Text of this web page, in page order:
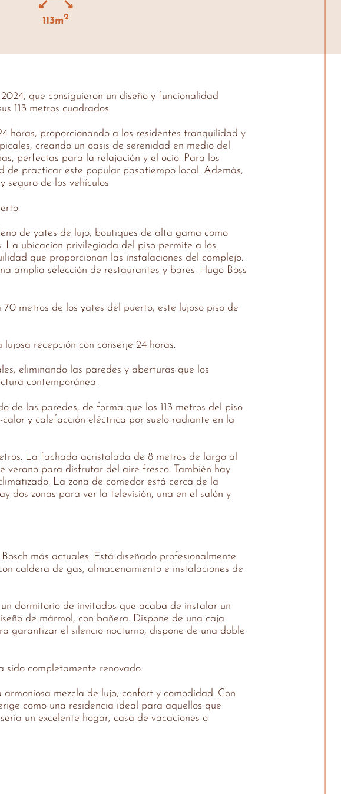
113m2
que consiguieron un diseño y funcionalidad
113 metros cuadrados.
horas, proporcionando a los residentes tranquilidad y
creando un oasis de serenidad en medio del
perfectas para la relajación y el ocio. Para los
de practicar este popular pasatiempo local. Además,
de los vehículos.
de yates de lujo, boutiques de alta gama como
La ubicación privilegiada del piso permite a los
que proporcionan las instalaciones del complejo.
amplia selección de restaurantes y bares. Hugo Boss
metros de los yates del puerto, este lujoso piso de
recepción con conserje 24 horas.
eliminando las paredes y aberturas que los
contemporánea.
de las paredes, de forma que los 113 metros del piso
y calefacción eléctrica por suelo radiante en la
La fachada acristalada de 8 metros de largo al
verano para disfrutar del aire fresco. También hay
La zona de comedor está cerca de la
dos zonas para ver la televisión, una en el salón y
más actuales. Está diseñado profesionalmente
caldera de gas, almacenamiento e instalaciones de
dormitorio de invitados que acaba de instalar un
de mármol, con bañera. Dispone de una caja
garantizar el silencio nocturno, dispone de una doble
sido completamente renovado.
mezcla de lujo, confort y comodidad. Con
como una residencia ideal para aquellos que
un excelente hogar, casa de vacaciones o